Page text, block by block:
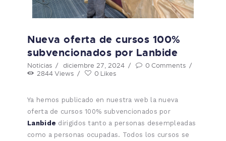
Nueva oferta de cursos 100%
subvencionados por Lanbide
Noticias diciembre 27, 2024 0 Comments
2844 Views 0 Likes
Ya hemos publicado en nuestra web la nueva
oferta de cursos 100% subvencionados por
Lanbide dirigidos tanto a personas desempleadas
como a personas ocupadas. Todos los cursos se